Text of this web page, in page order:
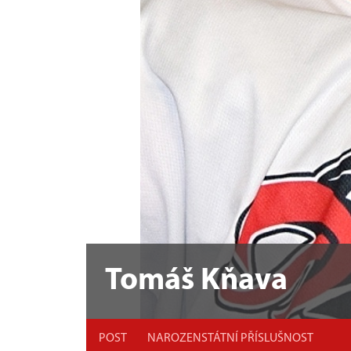
Tomáš Kňava
POST NAROZEN STÁTNÍ PŘÍSLUŠNOST